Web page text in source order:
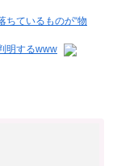
ちているものが“物
明するwww